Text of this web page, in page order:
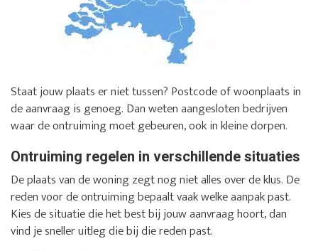
Staat jouw plaats er niet tussen? Postcode of woonplaats in
de aanvraag is genoeg. Dan weten aangesloten bedrijven
waar de ontruiming moet gebeuren, ook in kleine dorpen.
Ontruiming regelen in verschillende situaties
De plaats van de woning zegt nog niet alles over de klus. De
reden voor de ontruiming bepaalt vaak welke aanpak past.
Kies de situatie die het best bij jouw aanvraag hoort, dan
vind je sneller uitleg die bij die reden past.